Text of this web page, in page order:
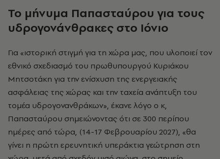
Το μήνυμα Παπασταύρου για τους
υδρογονάνθρακες στο Ιόνιο
Για «ιστορική στιγμή για τη χώρα μας, που υλοποιεί τον
εθνικό σχεδιασμό του πρωθυπουργού Κυριάκου
Μητσοτάκη για την ενίσχυση της ενεργειακής
ασφάλειας της χώρας και την ταχεία ανάπτυξη του
τομέα υδρογονανθράκων», έκανε λόγο ο κ,
Παπασταύρου σημειώνοντας ότι σε 300 περίπου
ημέρες από τώρα, (14-17 Φεβρουαρίου 2027), «θα
γίνει η πρώτη ερευνητική υπεράκτια γεώτρηση στη